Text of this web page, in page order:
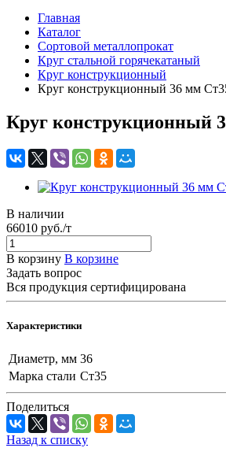
Главная
Каталог
Сортовой металлопрокат
Круг стальной горячекатаный
Круг конструкционный
Круг конструкционный 36 мм
Круг конструкционный
В наличии
66010 руб./т
В корзину В корзине
Задать вопрос
Вся продукция сертифицирована
Характеристики
Диаметр, мм 36
Марка стали Ст35
Поделиться
Назад к списку